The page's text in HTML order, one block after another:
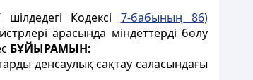
Кодексі 7-бабының 86)
арасында міндеттерді бөлу
БҰЙЫРАМЫН:
денсаулық сақтау саласындағы